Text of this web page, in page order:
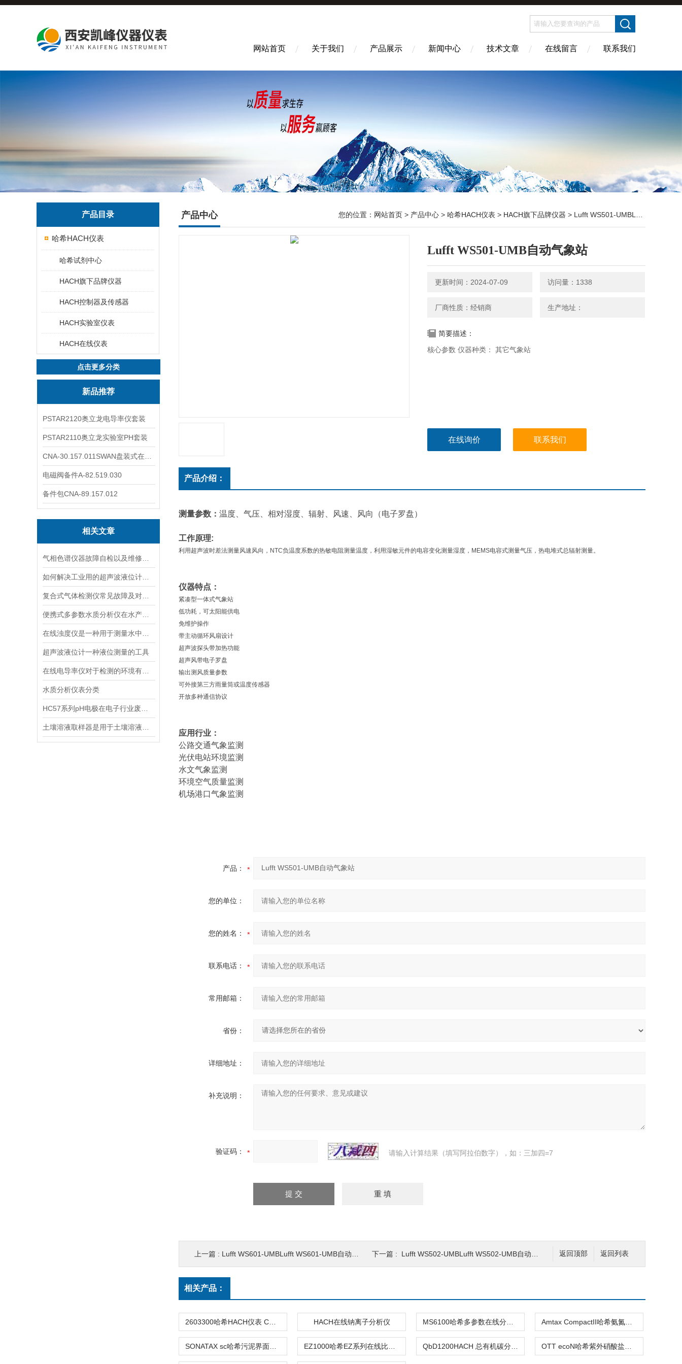
网站首页 关于我们 产品展示 新闻中心 技术文章 在线留言 联系我们
产品目录
哈希HACH仪表
哈希试剂中心
HACH旗下品牌仪器
HACH控制器及传感器
HACH实验室仪表
HACH在线仪表
点击更多分类
新品推荐
PSTAR2120奥立龙电导率仪套装
PSTAR2110奥立龙实验室PH套装
电磁阀备件A-82.519.030
备件包CNA-89.157.012
相关文章
超声波液位计一种液位测量的工具
水质分析仪表分类
产品中心 您的位置： 网站首页 > 产品中心 > 哈希HACH仪表 > HACH旗下品牌仪器 > Lufft WS501-UMBLufft WS501-UMB自动气象站
Lufft WS501-UMB自动气象站
更新时间：2024-07-09 访问量：1338
厂商性质：经销商 生产地址：
简要描述：
核心参数 仪器种类： 其它气象站
在线询价 联系我们
产品介绍：
测量参数： 温度、气压、相对湿度、辐射、风速、风向（电子罗盘）
工作原理:
利用超声波时差法测量风速风向，NTC负温度系数的热敏电阻测量温度，利用湿敏元件的电容变化测量湿度，MEMS电容式测量气压，热电堆式总辐射测量。
仪器特点：
紧凑型一体式气象站
低功耗，可太阳能供电
免维护操作
带主动循环风扇设计
超声波探头带加热功能
超声风带电子罗盘
输出测风质量参数
可外接第三方雨量筒或温度传感器
开放多种通信协议
应用行业：
公路交通气象监测
光伏电站环境监测
水文气象监测
环境空气质量监测
机场港口气象监测
产品：
您的单位：
您的姓名：
联系电话：
常用邮箱：
省份：
详细地址：
补充说明：
验证码： 请输入计算结果（填写阿拉伯数字），如：三加四=7
返回列表
返回顶部
上一篇 : Lufft WS601-UMBLufft WS601-UMB自动气象站 下一篇 : Lufft WS502-UMBLufft WS502-UMB自动气象站
相关产品：
HACH在线钠离子分析仪